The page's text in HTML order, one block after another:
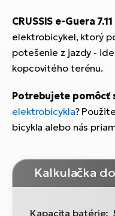
CRUSSIS e-Guera
elektrobicykel, ktorý
potešenie z jazdy -
kopcovitého terénu.
Potrebujete pomôcť
elektrobicykla?
bicykla alebo nás
Kalkulačka
Kapacita batérie: